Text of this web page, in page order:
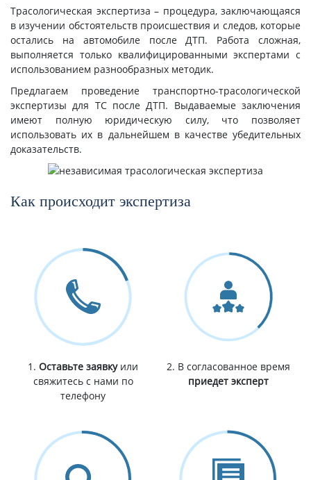
Трасологическая экспертиза – процедура, заключающаяся
в изучении обстоятельств происшествия и следов, которые
остались на автомобиле после ДТП. Работа сложная,
выполняется только квалифицированными экспертами с
использованием разнообразных методик.
Предлагаем проведение транспортно-трасологической
экспертизы для ТС после ДТП. Выдаваемые заключения
имеют полную юридическую силу, что позволяет
использовать их в дальнейшем в качестве убедительных
доказательств.
Как происходит экспертиза
1. Оставьте заявкуили
свяжитесь с нами по
телефону
2. В согласованное время
приедет эксперт